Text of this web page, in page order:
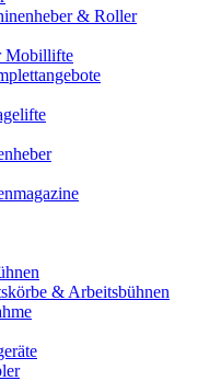
& Roller
Mobillifte
& Arbeitsbühnen